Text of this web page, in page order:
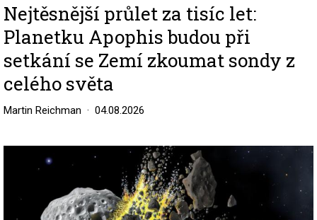
Nejtěsnější průlet za tisíc let:
Planetku Apophis budou při
setkání se Zemí zkoumat sondy z
celého světa
Martin Reichman 04.08.2026